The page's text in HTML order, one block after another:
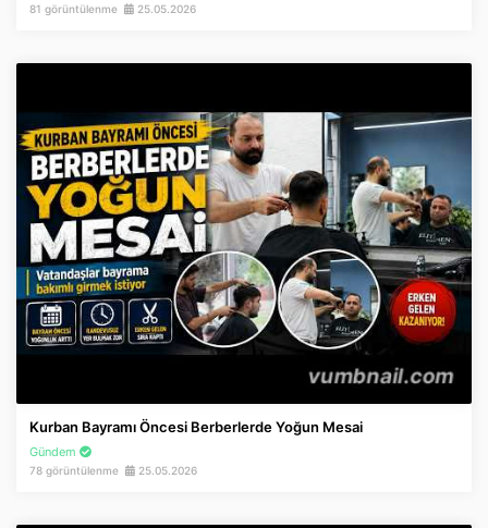
81 görüntülenme 25.05.2026
Kurban Bayramı Öncesi Berberlerde Yoğun Mesai
Gündem
78 görüntülenme 25.05.2026